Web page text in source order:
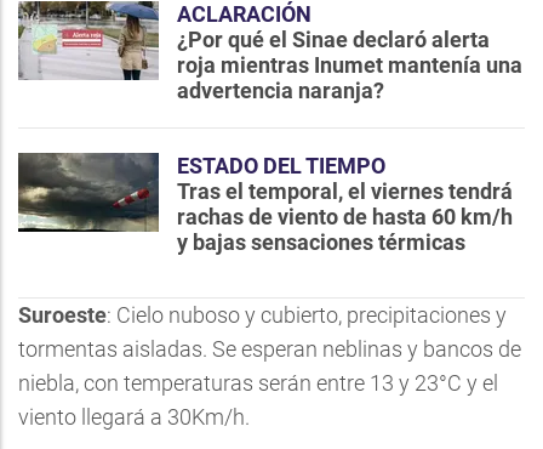
ACLARACIÓN
¿Por qué el Sinae declaró alerta
roja mientras Inumet mantenía una
advertencia naranja?
ESTADO DEL TIEMPO
Tras el temporal, el viernes tendrá
rachas de viento de hasta 60 km/h
y bajas sensaciones térmicas
Suroeste: Cielo nuboso y cubierto, precipitaciones y
tormentas aisladas. Se esperan neblinas y bancos de
niebla, con temperaturas serán entre 13 y 23°C y el
viento llegará a 30Km/h.